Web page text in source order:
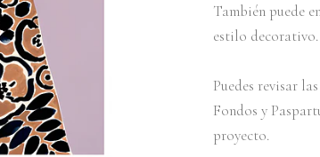
También puede
estilo decorativo.
Puedes revisar
Fondos y
proyecto.